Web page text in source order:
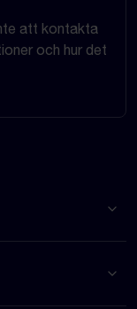
att kontakta
och hur det